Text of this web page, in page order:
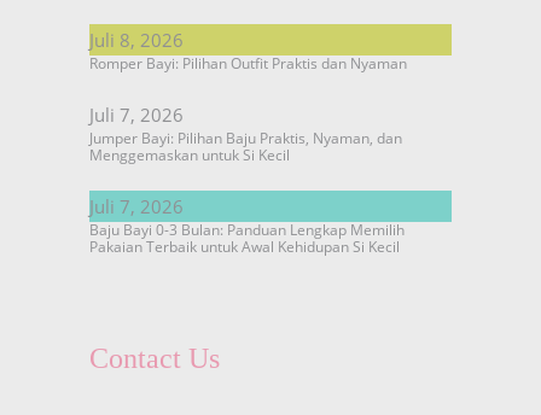
Juli 8, 2026
Romper Bayi: Pilihan Outfit Praktis dan Nyaman
Juli 7, 2026
Jumper Bayi: Pilihan Baju Praktis, Nyaman, dan
Menggemaskan untuk Si Kecil
Juli 7, 2026
Baju Bayi 0-3 Bulan: Panduan Lengkap Memilih
Pakaian Terbaik untuk Awal Kehidupan Si Kecil
Contact Us